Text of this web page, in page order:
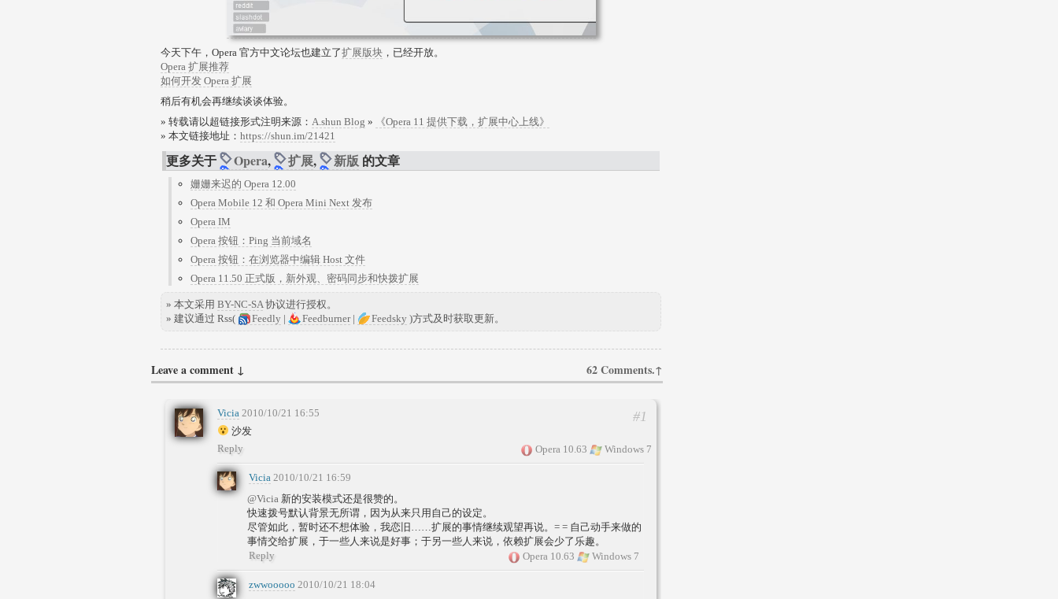
今天下午，Opera 官方中文论坛也建立了扩展版块 ，已经开放。
Opera 扩展推荐
如何开发 Opera 扩展
稍后有机会再继续谈谈体验。
» 转载请以超链接形式注明来源： A.shun Blog »
《Opera 11 提供下载，扩展中心上线》
» 本文链接地址： https://shun.im/21421
更多关于 Opera, 扩展, 新版 的文章
姗姗来迟的 Opera 12.00
Opera Mobile 12 和 Opera Mini Next 发布
Opera IM
Opera 按钮：Ping 当前域名
Opera 按钮：在浏览器中编辑 Host 文件
Opera 11.50 正式版，新外观、密码同步和快拨扩展
» 本文采用 BY-NC-SA协议进行授权。
» 建议通过 Rss(
Feedly | Feedburner| Feedsky )方式及时获取更新。
Leave a comment ↓ 62 Comments.↑
Vicia 2010/10/21 16:55
沙发
Opera 10.63
Windows 7
#1
Reply
Vicia 2010/10/21 16:59
@Vicia 新的安装模式还是很赞的。
快速拨号默认背景无所谓，因为从来只用自己的设定。
尽管如此，暂时还不想体验，我恋旧……扩展的事情继续观望再说。= = 自己动手来做的
事情交给扩展，于一些人来说是好事；于另一些人来说，依赖扩展会少了乐趣。
Opera 10.63
Windows 7
Reply
zwwooooo 2010/10/21 18:04